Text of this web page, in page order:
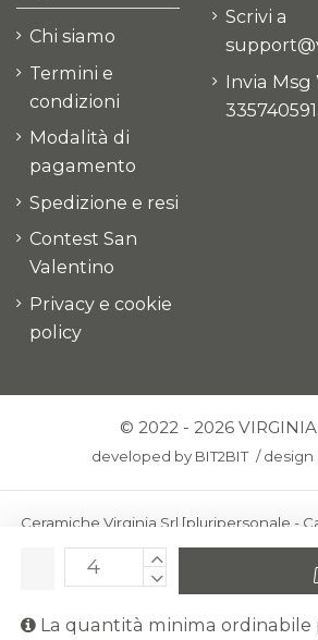
La quantità minima ordinabile
Chi siamo
Termini e
condizioni
Modalità di
pagamento
Spedizione e resi
Contest San
Valentino
Privacy e cookie
policy
Scrivi a
Invia Msg
© 2022 - 2026
developed by BIT2BIT /design
Ceramiche Virginia Srl [pluripersonale -
euro i.v.] - Via Virginio 378 – 50025